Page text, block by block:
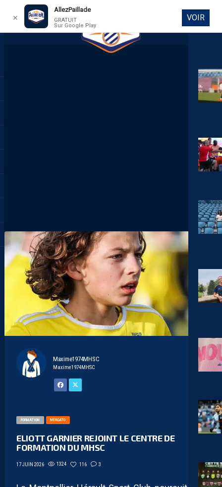
DIRECT
Maxime1974MHSC
Maxime1974MHSC
FORMATION MERCATO
ELIOTT GARNIER REJOINT LE CENTRE DE
FORMATION DU MHSC
17 JUIN 2026 1324 116 3
✕
AllezPaillade
GRATUIT
Sur Google Play
VOIR